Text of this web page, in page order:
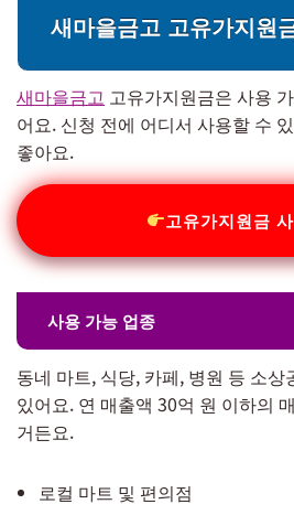
새마을금고 고유가지원
새마을금고 고유가지원금은 사용
어요. 신청 전에 어디서 사용할 수
좋아요.
고유가지원금
사용 가능 업종
동네 마트, 식당, 카페, 병원 등 소
있어요. 연 매출액 30억 원 이하의
거든요.
로컬 마트 및 편의점